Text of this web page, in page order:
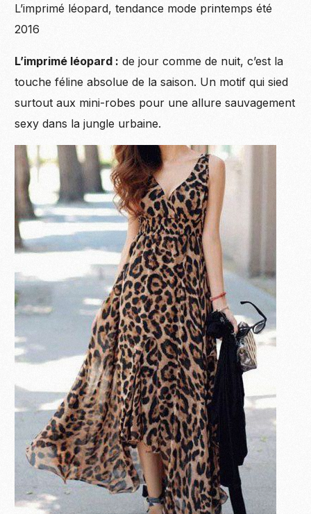
L’imprimé léopard, tendance mode printemps été
2016
L’imprimé léopard : de jour comme de nuit, c’est la
touche féline absolue de la saison. Un motif qui sied
surtout aux mini-robes pour une allure sauvagement
sexy dans la jungle urbaine.